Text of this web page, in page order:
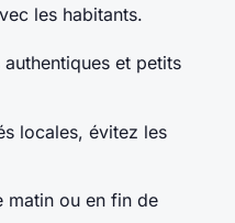
les habitants.
et petits
locales, évitez les
ou en fin de